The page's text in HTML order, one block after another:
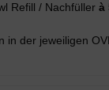
Refill / Nachfüllerà
in der jeweiligen